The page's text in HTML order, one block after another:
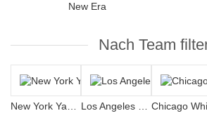
New Era
Nach Team
New York Yankees Los Angeles Dodgers